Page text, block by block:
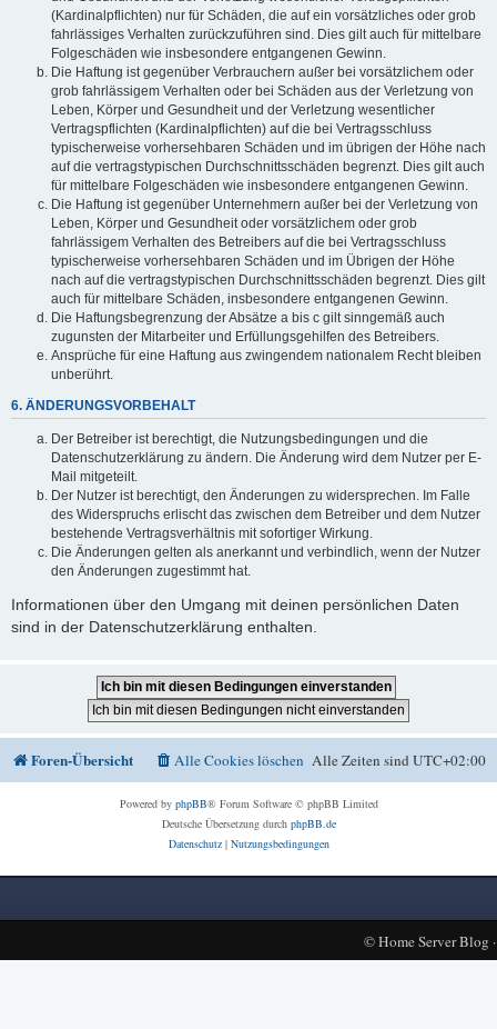
(Kardinalpflichten) nur für Schäden, die auf ein vorsätzliches oder grob
fahrlässiges Verhalten zurückzuführen sind. Dies gilt auch für mittelbare
Folgeschäden wie insbesondere entgangenen Gewinn.
Die Haftung ist gegenüber Verbrauchern außer bei vorsätzlichem oder
grob fahrlässigem Verhalten oder bei Schäden aus der Verletzung von
Leben, Körper und Gesundheit und der Verletzung wesentlicher
Vertragspflichten (Kardinalpflichten) auf die bei Vertragsschluss
typischerweise vorhersehbaren Schäden und im übrigen der Höhe nach
auf die vertragstypischen Durchschnittsschäden begrenzt. Dies gilt auch
für mittelbare Folgeschäden wie insbesondere entgangenen Gewinn.
Die Haftung ist gegenüber Unternehmern außer bei der Verletzung von
Leben, Körper und Gesundheit oder vorsätzlichem oder grob
fahrlässigem Verhalten des Betreibers auf die bei Vertragsschluss
typischerweise vorhersehbaren Schäden und im Übrigen der Höhe
nach auf die vertragstypischen Durchschnittsschäden begrenzt. Dies gilt
auch für mittelbare Schäden, insbesondere entgangenen Gewinn.
Die Haftungsbegrenzung der Absätze a bis c gilt sinngemäß auch
zugunsten der Mitarbeiter und Erfüllungsgehilfen des Betreibers.
Ansprüche für eine Haftung aus zwingendem nationalem Recht bleiben
unberührt.
6. ÄNDERUNGSVORBEHALT
Der Betreiber ist berechtigt, die Nutzungsbedingungen und die
Datenschutzerklärung zu ändern. Die Änderung wird dem Nutzer per E-
Mail mitgeteilt.
Der Nutzer ist berechtigt, den Änderungen zu widersprechen. Im Falle
des Widerspruchs erlischt das zwischen dem Betreiber und dem Nutzer
bestehende Vertragsverhältnis mit sofortiger Wirkung.
Die Änderungen gelten als anerkannt und verbindlich, wenn der Nutzer
den Änderungen zugestimmt hat.
Informationen über den Umgang mit deinen persönlichen Daten
sind in der Datenschutzerklärung enthalten.
Foren-Übersicht Alle Zeiten sindUTC+02:00
Alle Cookies löschen
Powered by phpBB® Forum Software © phpBB Limited
Deutsche Übersetzung durch phpBB.de
Datenschutz| Nutzungsbedingungen
©Home Server Blog